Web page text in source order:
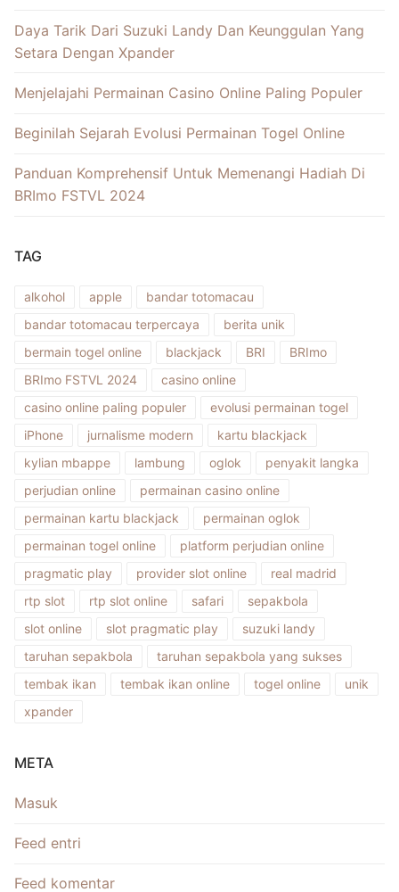
Daya Tarik Dari Suzuki Landy Dan Keunggulan Yang
Setara Dengan Xpander
Menjelajahi Permainan Casino Online Paling Populer
Beginilah Sejarah Evolusi Permainan Togel Online
Panduan Komprehensif Untuk Memenangi Hadiah Di
BRImo FSTVL 2024
TAG
alkohol apple
bandar totomacau
bandar totomacau terpercaya
berita unik
bermain togel online
blackjack BRI
BRImo
BRImo FSTVL 2024
casino online
casino online paling populer
evolusi permainan togel
iPhone
jurnalisme modern
kartu blackjack
kylian mbappe
lambung oglok
penyakit langka
perjudian online
permainan casino online
permainan kartu blackjack
permainan oglok
permainan togel online
platform perjudian online
pragmatic play
provider slot online
real madrid
rtp slot
rtp slot online safari
sepakbola
slot online
slot pragmatic play
suzuki landy
taruhan sepakbola
taruhan sepakbola yang sukses
tembak ikan
tembak ikan online togel online
unik
xpander
META
Masuk
Feed entri
Feed komentar